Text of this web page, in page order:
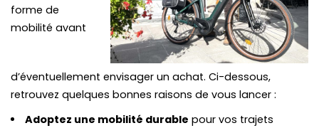
forme de
mobilité avant
d’éventuellement envisager un achat. Ci-dessous,
retrouvez quelques bonnes raisons de vous lancer :
Adoptez une mobilité durable pour vos trajets